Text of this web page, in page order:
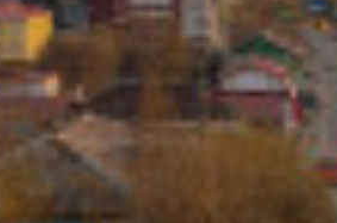
Адрес:
Телефон: